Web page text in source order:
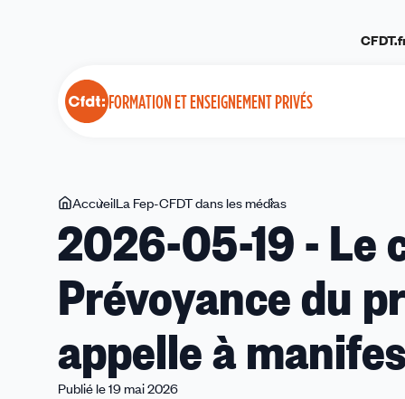
FORMATION ET ENSEIGNEMENT PRIVÉS
Vous
êtes
ici
AccueilLa Fep-CFDT dans les médias
05-
19
Le
pédagogique
-
2026-05-19 - Le
Prévoyance du
appelle à
Publié le 19 mai 2026